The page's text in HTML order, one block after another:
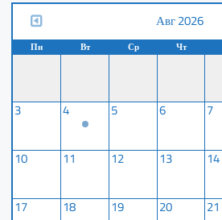
Авг 2026
Пн Вт Ср Чт
3 4 5 6 7
10
11 12 13 14
17 18 19 20 21